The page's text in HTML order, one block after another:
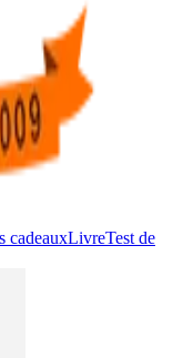
cadeauxLivreTest de